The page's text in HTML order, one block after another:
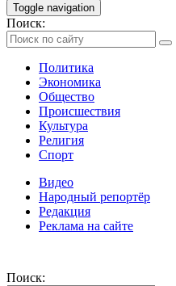
Toggle navigation
Поиск:
Политика
Экономика
Общество
Происшествия
Культура
Религия
Спорт
Видео
Народный репортёр
Редакция
Реклама на сайте
Поиск: